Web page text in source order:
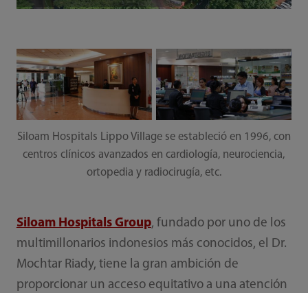
Siloam Hospitals Lippo Village se estableció en 1996, con
centros clínicos avanzados en cardiología, neurociencia,
ortopedia y radiocirugía, etc.
Siloam Hospitals Group, fundado por uno de los
multimillonarios indonesios más conocidos, el Dr.
Mochtar Riady, tiene la gran ambición de
proporcionar un acceso equitativo a una atención